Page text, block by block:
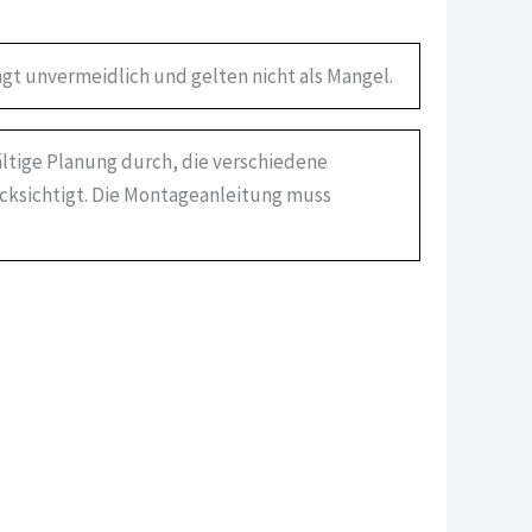
unvermeidlich und gelten nicht als Mangel.
Planung durch, die verschiedene
Die Montageanleitung muss